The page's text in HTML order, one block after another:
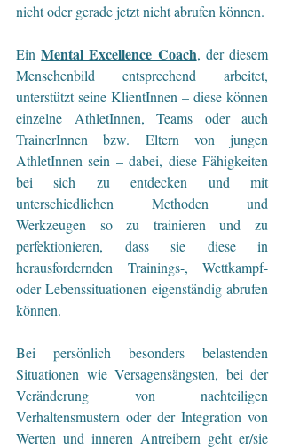
nicht oder gerade jetzt nicht abrufen können.
Ein Mental Excellence Coach, der diesem
Menschenbild entsprechend arbeitet,
unterstützt seine KlientInnen – diese können
einzelne AthletInnen, Teams oder auch
TrainerInnen bzw. Eltern von jungen
AthletInnen sein – dabei, diese Fähigkeiten
bei sich zu entdecken und mit
unterschiedlichen Methoden und
Werkzeugen so zu trainieren und zu
perfektionieren, dass sie diese in
herausfordernden Trainings-, Wettkampf-
oder Lebenssituationen eigenständig abrufen
können.
Bei persönlich besonders belastenden
Situationen wie Versagensängsten, bei der
Veränderung von nachteiligen
Verhaltensmustern oder der Integration von
Werten und inneren Antreibern geht er/sie